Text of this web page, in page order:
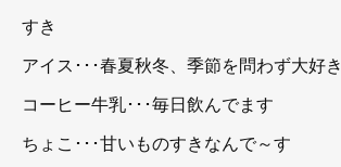
すき
アイス･･･春夏秋冬、季節を問わず大好き
コーヒー牛乳･･･毎日飲んでます
ちょこ･･･甘いものすきなんで～す